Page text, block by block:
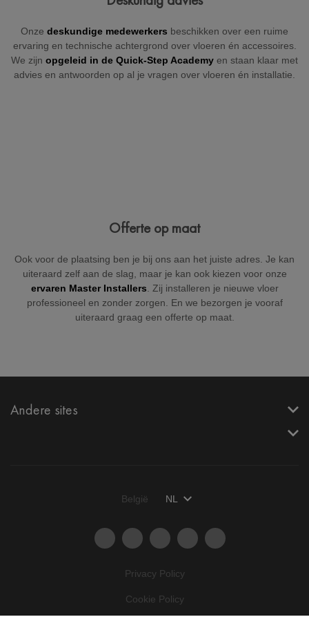
Onze deskundige medewerkers beschikken over een ruime
ervaring en technische achtergrond over vloeren én accessoires.
We zijn opgeleid in de Quick-Step Academy en staan klaar met
advies en antwoorden op al je vragen over vloeren én installatie.
Offerte op maat
Ook voor de plaatsing ben je bij ons aan het juiste adres. Je kan
uiteraard zelf aan de slag, maar je kan ook kiezen voor onze
ervaren Master Installers . Zij installeren je nieuwe vloer
professioneel en zonder zorgen. En we bezorgen je vooraf
uiteraard graag een offerte op maat.
Andere sites
Privacy Policy
Cookie Policy
België NL